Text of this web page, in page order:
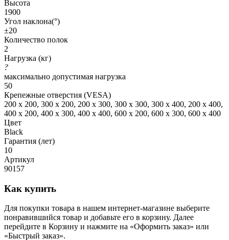
Высота
1900
Угол наклона(°)
±20
Количество полок
2
Нагрузка (кг)
?
максимально допустимая нагрузка
50
Крепежные отверстия (VESA)
200 x 200, 300 x 200, 200 x 300, 300 x 300, 300 x 400, 200 x 400,
400 x 200, 400 x 300, 400 x 400, 600 x 200, 600 x 300, 600 x 400
Цвет
Black
Гарантия (лет)
10
Артикул
90157
Как купить
Для покупки товара в нашем интернет-магазине выберите
понравившийся товар и добавьте его в корзину. Далее
перейдите в Корзину и нажмите на «Оформить заказ» или
«Быстрый заказ».